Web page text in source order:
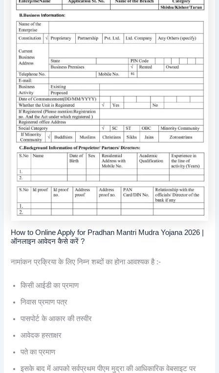
How to Online Apply for Pradhan Mantri Mudra Yojana 2026 |
ऑनलाइन आवेदन कैसे करें ?
नामांकन प्रक्रिया के लिए निम्न शब्दों का होना आवश्यक है :-
किसी आईडी का प्रमाण
निवास प्रमाण पत्र
पासपोर्ट के आकार की तस्वीर
आवेदक हस्ताक्षर
पते का प्रमाण
इसके बाद में आपको सर्वप्रथम पीएम मुद्रा की आधिकारिक वेबसाइट पर